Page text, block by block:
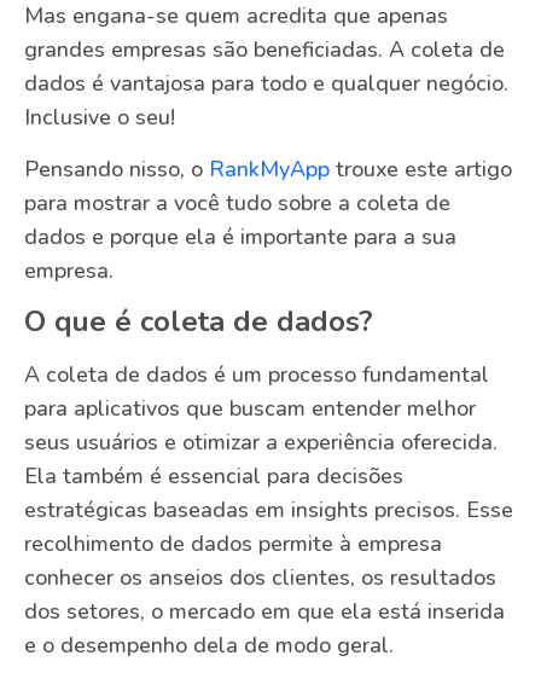
Mas engana-se quem acredita que apenas
grandes empresas são beneficiadas. A coleta de
dados é vantajosa para todo e qualquer negócio.
Inclusive o seu!
Pensando nisso, o RankMyApp trouxe este artigo
para mostrar a você tudo sobre a coleta de
dados e porque ela é importante para a sua
empresa.
O que é coleta de dados?
A coleta de dados é um processo fundamental
para aplicativos que buscam entender melhor
seus usuários e otimizar a experiência oferecida.
Ela também é essencial para decisões
estratégicas baseadas em insights precisos. Esse
recolhimento de dados permite à empresa
conhecer os anseios dos clientes, os resultados
dos setores, o mercado em que ela está inserida
e o desempenho dela de modo geral.